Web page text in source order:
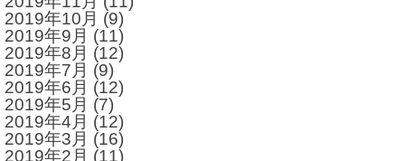
2019年10月 (9)
2019年9月 (11)
2019年8月 (12)
2019年7月 (9)
2019年6月 (12)
2019年5月 (7)
2019年4月 (12)
2019年3月 (16)
2019年2月 (11)